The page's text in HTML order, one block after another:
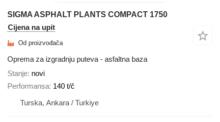
SIGMA ASPHALT PLANTS COMPACT 1750
Cijena na upit
Od proizvođača
Oprema za izgradnju puteva - asfaltna baza
Stanje novi
Performansa 140 t/č
Turska, Ankara / Turkiye